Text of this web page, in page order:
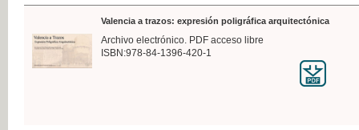
Valencia a trazos: expresión poligráfica arquitectónica
Archivo electrónico. PDF acceso libre
ISBN:978-84-1396-420-1